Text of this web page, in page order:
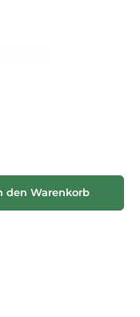
oder benutze die
den Warenkorb